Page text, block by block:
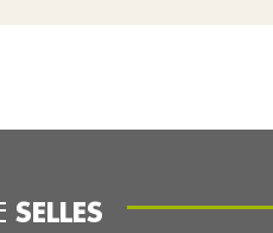
SELLES